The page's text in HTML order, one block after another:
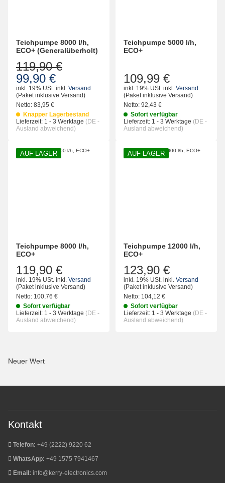
Teichpumpe 8000 l/h,
ECO+ (Generalüberholt)
99,90 €
119,90 €
inkl. 19% USt. inkl. Versand
(Paket inklusive Versand)
Netto: 83,95 €
Knapper Lagerbestand
Lieferzeit: 1 - 3 Werktage (DE -
Ausland abweichend)
Teichpumpe 5000 l/h,
ECO+
109,99 €
inkl. 19% USt. inkl. Versand
(Paket inklusive Versand)
Netto: 92,43 €
Sofort verfügbar
Lieferzeit: 1 - 3 Werktage (DE -
Ausland abweichend)
AUF LAGER
Teichpumpe 8000 l/h,
ECO+
119,90 €
inkl. 19% USt. inkl. Versand
(Paket inklusive Versand)
Netto: 100,76 €
Sofort verfügbar
Lieferzeit: 1 - 3 Werktage (DE -
Ausland abweichend)
AUF LAGER
Teichpumpe 12000 l/h,
ECO+
123,90 €
inkl. 19% USt. inkl. Versand
(Paket inklusive Versand)
Netto: 104,12 €
Sofort verfügbar
Lieferzeit: 1 - 3 Werktage (DE -
Ausland abweichend)
Neuer Wert
Kontakt
Telefon: +49 (2222) 9220 62
WhatsApp: +49 1575 7941467
Email: info@kerry-electronics.com